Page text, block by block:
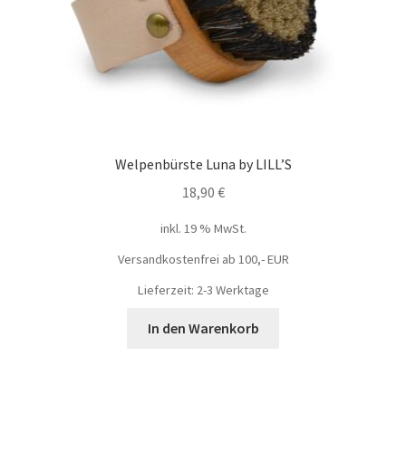
Welpenbürste Luna by LILL’S
18,90 €
inkl. 19 % MwSt.
Versandkostenfrei ab 100,- EUR
Lieferzeit: 2-3 Werktage
In den Warenkorb